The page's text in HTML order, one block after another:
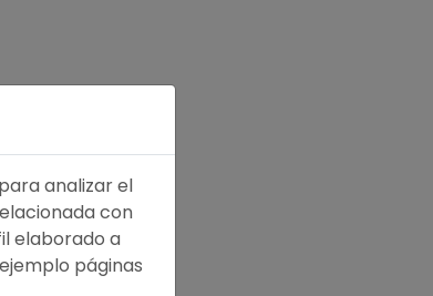
analizar el
con
elaborado a
páginas